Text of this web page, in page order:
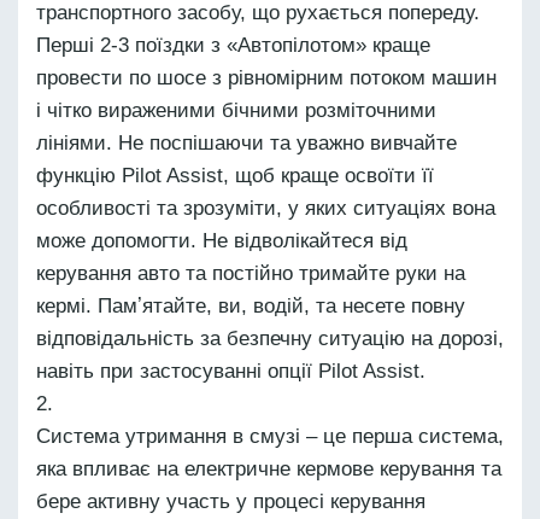
транспортного засобу, що рухається попереду.
Перші 2-3 поїздки з «Автопілотом» краще
провести по шосе з рівномірним потоком машин
і чітко вираженими бічними розміточними
лініями. Не поспішаючи та уважно вивчайте
функцію Pilot Assist, щоб краще освоїти її
особливості та зрозуміти, у яких ситуаціях вона
може допомогти. Не відволікайтеся від
керування авто та постійно тримайте руки на
кермі. Памʼятайте, ви, водій, та несете повну
відповідальність за безпечну ситуацію на дорозі,
навіть при застосуванні опції Pilot Assist.
Система утримання в смузі – це перша система,
яка впливає на електричне кермове керування та
бере активну участь у процесі керування